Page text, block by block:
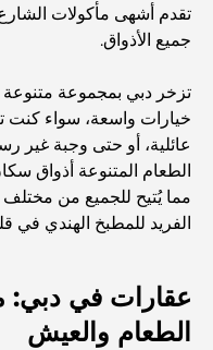
أغلى ماركات البدلات
مطاعم شاطئ J1: وجهة دبي الجديدة لتناول الطعام الفاخر
أغلى ساعات رولكس
حضانة أطفال في دبي
تقدم أشهى مأكولات
جميع الأذواق.
تزخر دبي بمجموعة متنوعة
خيارات واسعة، سواء كنت
عائلية، أو حتى وجبة غير
الطعام المتنوعة أذواق
مما يُتيح للجميع من مختلف
الفريد للمطبخ الهندي في
عقارات في دبي:
الطعام والعيش